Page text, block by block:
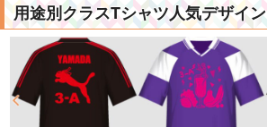
用途別クラスTシャツ人気デザイン